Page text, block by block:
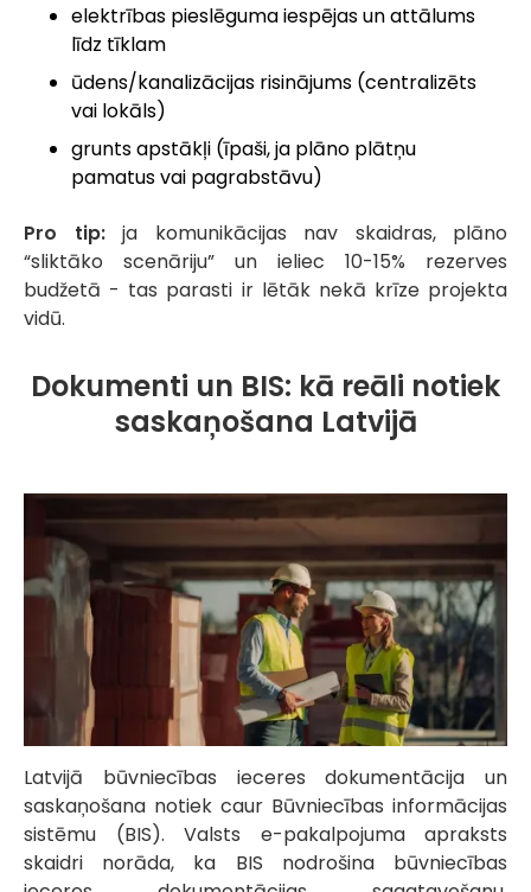
elektrības pieslēguma iespējas un attālums
līdz tīklam
ūdens/kanalizācijas risinājums (centralizēts
vai lokāls)
grunts apstākļi (īpaši, ja plāno plātņu
pamatus vai pagrabstāvu)
Pro tip:ja komunikācijas nav skaidras, plāno
“sliktāko scenāriju” un ieliec 10-15% rezerves
budžetā - tas parasti ir lētāk nekā krīze projekta
vidū.
Dokumenti un BIS: kā reāli notiek
saskaņošana Latvijā
Latvijā būvniecības ieceres dokumentācija un
saskaņošana notiek caur Būvniecības informācijas
sistēmu (BIS). Valsts e-pakalpojuma apraksts
skaidri norāda, ka BIS nodrošina būvniecības